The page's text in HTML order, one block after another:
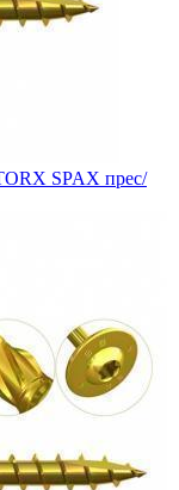
SPAX прес/